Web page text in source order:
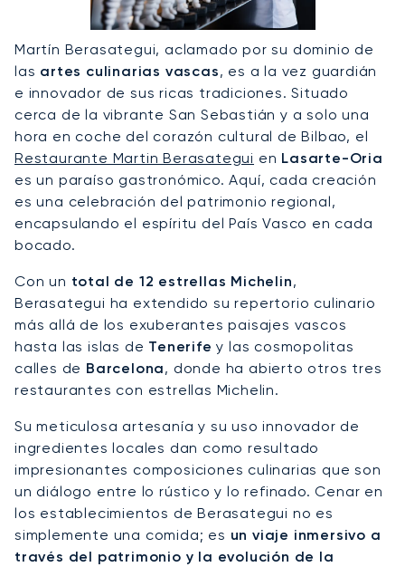
Martín Berasategui, aclamado por su dominio de
las artes culinarias vascas, es a la vez guardián
e innovador de sus ricas tradiciones. Situado
cerca de la vibrante San Sebastián y a solo una
hora en coche del corazón cultural de Bilbao, el
Restaurante Martin Berasategui en Lasarte-Oria
es un paraíso gastronómico. Aquí, cada creación
es una celebración del patrimonio regional,
encapsulando el espíritu del País Vasco en cada
bocado.
Con un total de 12 estrellas Michelin,
Berasategui ha extendido su repertorio culinario
más allá de los exuberantes paisajes vascos
hasta las islas de Tenerifey las cosmopolitas
calles de Barcelona, donde ha abierto otros tres
restaurantes con estrellas Michelin.
Su meticulosa artesanía y su uso innovador de
ingredientes locales dan como resultado
impresionantes composiciones culinarias que son
un diálogo entre lo rústico y lo refinado. Cenar en
los establecimientos de Berasategui no es
simplemente una comida; es un viaje inmersivo a
través del patrimonio y la evolución de la